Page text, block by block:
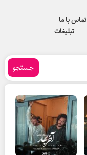
تماس با ما
تبلیغات
جستجو